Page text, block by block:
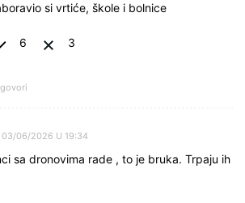
si vrtiće, škole i bolnice
6 3
03/06/2026 U 19:34
sa dronovima rade , to je bruka. Trpaju ih